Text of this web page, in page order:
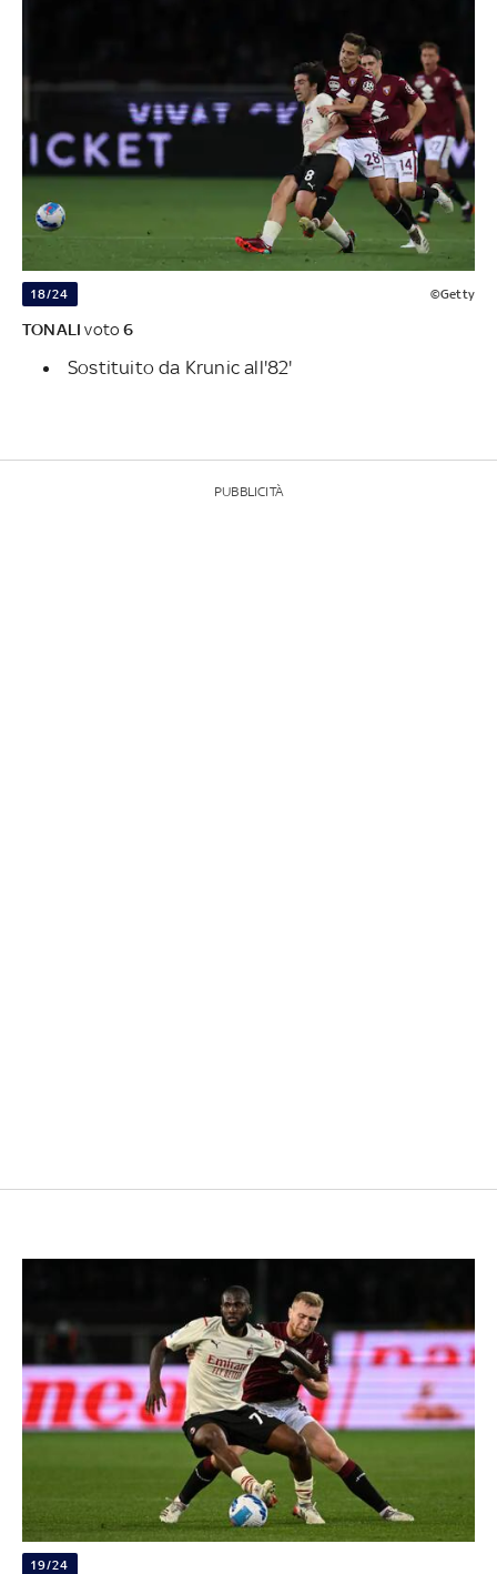
18/24 ©Getty
TONALIvoto6
Sostituito da Krunic all'82'
PUBBLICITÀ
19/24